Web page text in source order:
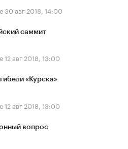
30 авг 2018, 14:00
саммит
12 авг 2018, 13:00
«Курска»
12 авг 2018, 13:00
вопрос